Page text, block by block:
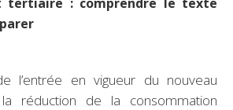
l’entrée en vigueur du nouveau
réduction de la consommation